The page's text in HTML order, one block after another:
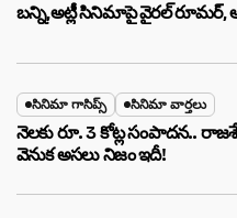
బన్ని,అట్లీ సినిమాపై వైరల్ రూమర్,
సినిమా గాసిప్స్ సినిమా వార్తలు
నెలకు రూ. 3 కోట్ల సంపాదన..
వెనుక అసలు నిజం ఇదీ!